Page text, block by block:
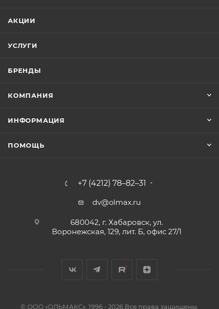
АКЦИИ
УСЛУГИ
БРЕНДЫ
КОМПАНИЯ
ИНФОРМАЦИЯ
ПОМОЩЬ
+7 (4212) 78–82–31
dv@olmax.ru
680042, г. Хабаровск, ул.
Воронежская, 129, лит. Б, офис 27/1
© ООО «ОЛЬМАКС», 1996 - 2026 Все права защищены.